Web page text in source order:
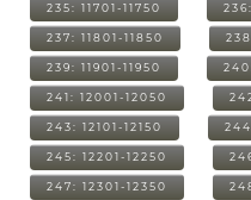
235: 11701-11750
237: 11801-11850
239: 11901-11950
241: 12001-12050
243: 12101-12150
245: 12201-12250
247: 12301-12350